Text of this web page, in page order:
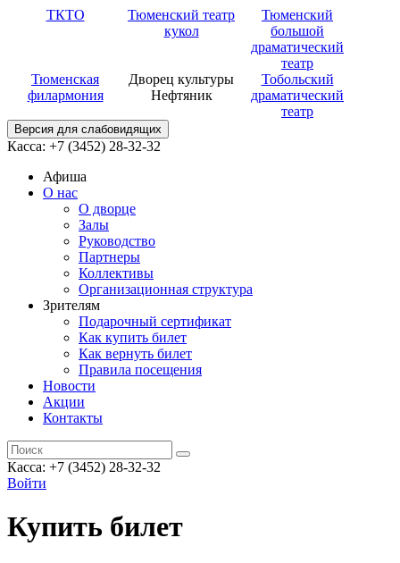
ТКТО
Тюменский театр
кукол
Тюменский
большой
драматический
театр
Тюменская
филармония
Дворец культуры
Нефтяник
Тобольский
драматический
театр
Версия для слабовидящих
Касса: +7 (3452) 28-32-32
Афиша
О нас
О дворце
Залы
Руководство
Партнеры
Коллективы
Организационная структура
Зрителям
Подарочный сертификат
Как купить билет
Как вернуть билет
Правила посещения
Новости
Акции
Контакты
Касса: +7 (3452) 28-32-32
Войти
Купить билет